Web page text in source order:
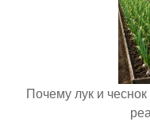
Почему лук и